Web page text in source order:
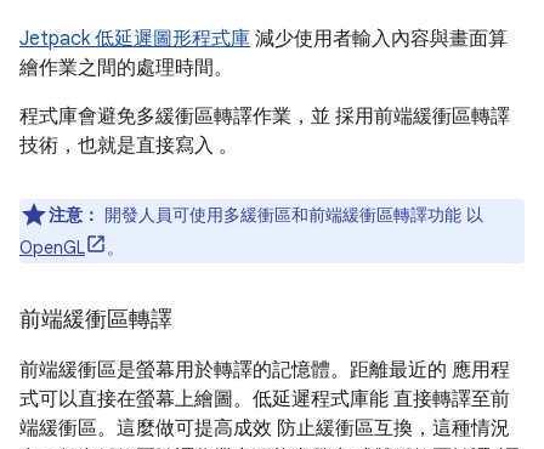
Jetpack 低延遲圖形程式庫 減少使用者輸入內容與畫面算
繪作業之間的處理時間。
程式庫會避免多緩衝區轉譯作業，並 採用前端緩衝區轉譯
技術，也就是直接寫入 。
注意： 開發人員可使用多緩衝區和前端緩衝區轉譯功能 以
OpenGL
。
前端緩衝區轉譯
前端緩衝區是螢幕用於轉譯的記憶體。距離最近的 應用程
式可以直接在螢幕上繪圖。低延遲程式庫能 直接轉譯至前
端緩衝區。這麼做可提高成效 防止緩衝區互換，這種情況